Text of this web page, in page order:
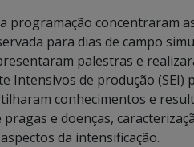
programação concentraram
para dias de campo
palestras e
Intensivos de produção (SEI)
conhecimentos e
e doenças,
da intensificação.